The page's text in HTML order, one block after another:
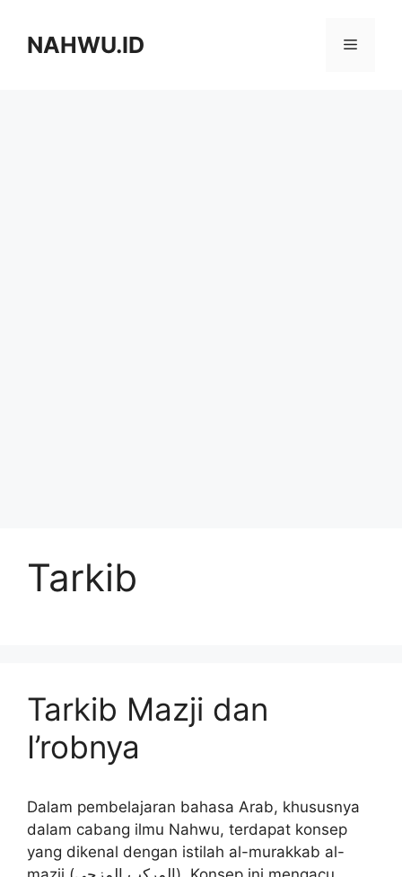
NAHWU.ID Menu
Tarkib
Tarkib Mazji dan
I’robnya
Dalam pembelajaran bahasa Arab, khususnya
dalam cabang ilmu Nahwu, terdapat konsep
yang dikenal dengan istilah al-murakkab al-